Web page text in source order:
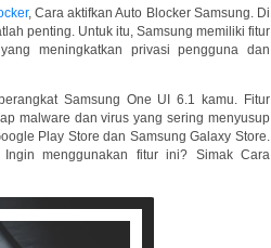
, Cara aktifkan Auto Blocker Samsung. Di
penting. Untuk itu, Samsung memiliki fitur
meningkatkan privasi pengguna dan
Samsung One UI 6.1 kamu. Fitur
malware dan virus yang sering menyusup
Play Store dan Samsung Galaxy Store.
menggunakan fitur ini? Simak Cara